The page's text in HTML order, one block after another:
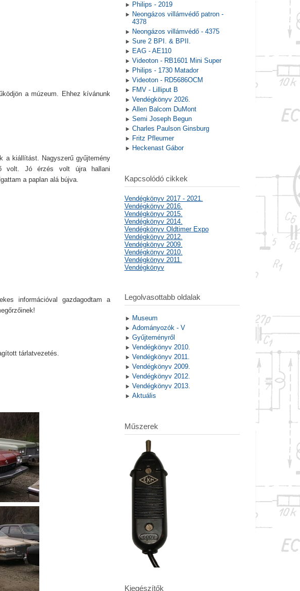
a múzeum. Ehhez kívánunk
a kiállítást. Nagyszerű gyűjtemény
volt. Jó érzés volt újra hallani
a paplan alá bújva.
információval gazdagodtam a
tárlatvezetés.
Philips - 2019
Neongázos villámvédő patron -
4378
Neongázos villámvédő - 4375
Sure 2 BPI. & BPII.
EAG - AE110
Videoton - RB1601 Mini Super
Philips - 1730 Matador
Videoton - RD5686OCM
FMV - Lilliput B
Vendégkönyv 2026.
Allen Balcom DuMont
Semi Joseph Begun
Charles Paulson Ginsburg
Fritz Pfleumer
Heckenast Gábor
Kapcsolódó cikkek
Vendégkönyv 2017 - 2021.
Vendégkönyv 2016.
Vendégkönyv 2015.
Vendégkönyv 2014.
Vendégkönyv Oldtimer Expo
Vendégkönyv 2012.
Vendégkönyv 2009.
Vendégkönyv 2010.
Vendégkönyv 2011.
Vendégkönyv
Legolvasottabb oldalak
Museum
Adományozók - V
Gyűjteményről
Vendégkönyv 2010.
Vendégkönyv 2011.
Vendégkönyv 2009.
Vendégkönyv 2012.
Vendégkönyv 2013.
Aktuális
Műszerek
Kiegészítők